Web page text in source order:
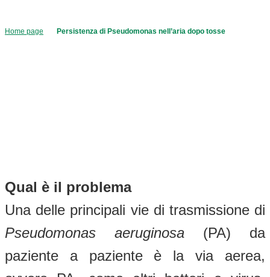
Home page Persistenza di Pseudomonas nell’aria dopo tosse
Qual è il problema
Una delle principali vie di trasmissione di
Pseudomonas aeruginosa (PA) da
paziente a paziente è la via aerea,